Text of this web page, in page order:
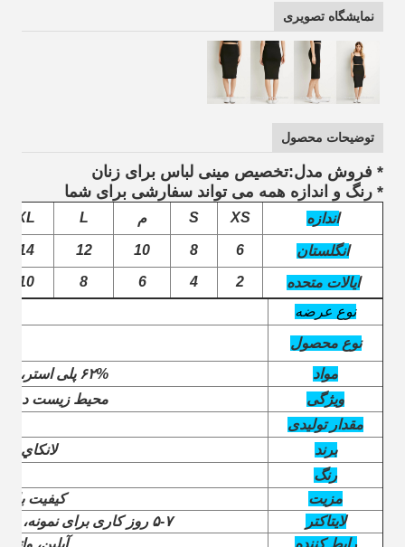
نمایشگاه تصویری
توضیحات محصول
* فروش مدل:تخصیص مینی لباس برای زنان
* رنگ و اندازه همه می تواند سفارشی برای شما
اندازه XS
S م L
XL
انگلستان 6
8
10
12
14
ایالات متحده 2
4
6
8
10
نوع عرضه
نوع محصول
مواد
۶۲% پلی استر، ۳۳% ریون، ۵% اسپاندکس
ویژگی
محیط زیست
مقدار تولیدی
برند
لانکاي
رنگ
مزیت
کیفیت
لایتاکتر
۵-۷ روز کاری برای نمونه، ۱۵-۲۰ روز کاری برای انبوه
رابط کننده
آيلين، واتساپ: +86